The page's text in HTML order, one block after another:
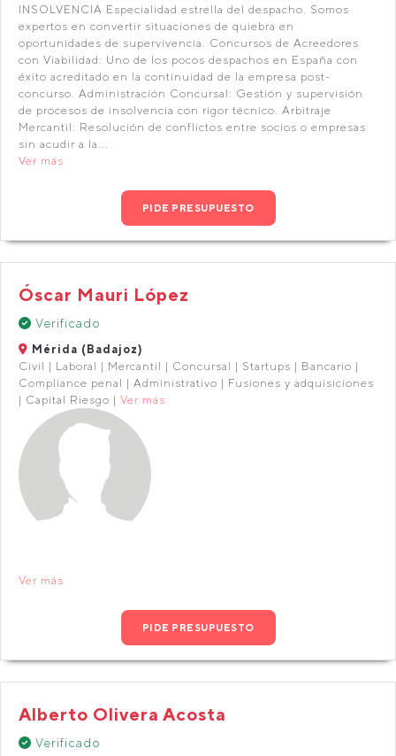
INSOLVENCIA Especialidad estrella del despacho. Somos
expertos en convertir situaciones de quiebra en
oportunidades de supervivencia. Concursos de Acreedores
con Viabilidad: Uno de los pocos despachos en España con
éxito acreditado en la continuidad de la empresa post-
concurso. Administración Concursal: Gestión y supervisión
de procesos de insolvencia con rigor técnico. Arbitraje
Mercantil: Resolución de conflictos entre socios o empresas
sin acudir a la...
Ver más
PIDE PRESUPUESTO
Óscar Mauri López
Verificado
Mérida (Badajoz)
Civil | Laboral | Mercantil | Concursal | Startups | Bancario |
Compliance penal | Administrativo | Fusiones y adquisiciones
| Capital Riesgo | Ver más
Ver más
PIDE PRESUPUESTO
Alberto Olivera Acosta
Verificado